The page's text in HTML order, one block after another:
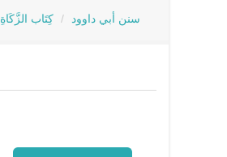
سنن أبي داوود كِتَاب الزَّكَاةِ